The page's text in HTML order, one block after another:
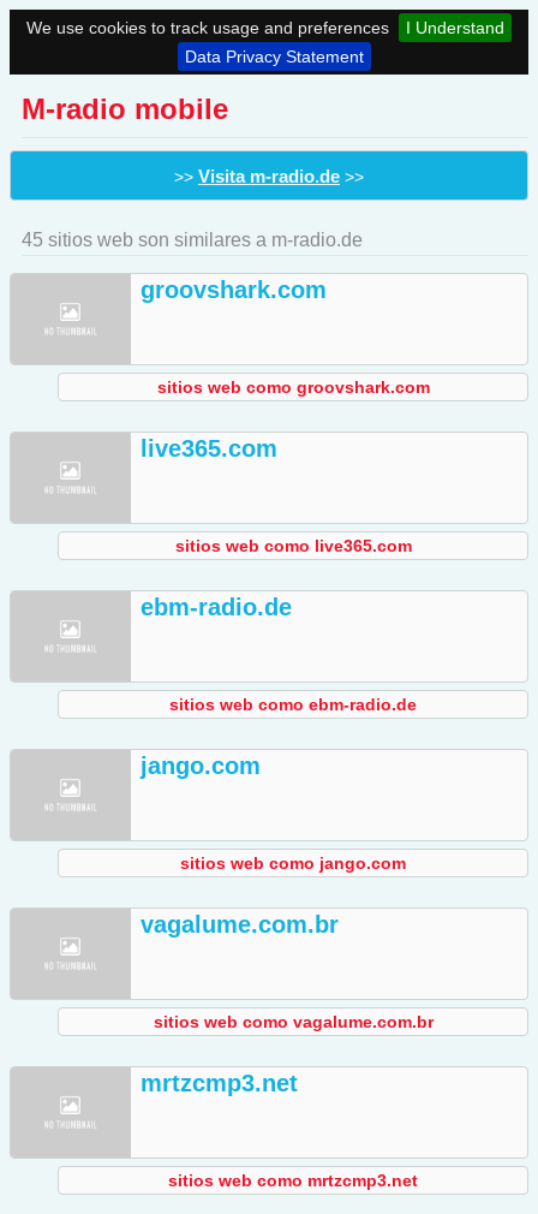
We use cookies to track usage and preferences
I Understand
Data Privacy Statement
M-radio mobile
>> Visita m-radio.de >>
45 sitios web son similares a m-radio.de
groovshark.com
sitios web como groovshark.com
live365.com
sitios web como live365.com
ebm-radio.de
sitios web como ebm-radio.de
jango.com
sitios web como jango.com
vagalume.com.br
sitios web como vagalume.com.br
mrtzcmp3.net
sitios web como mrtzcmp3.net